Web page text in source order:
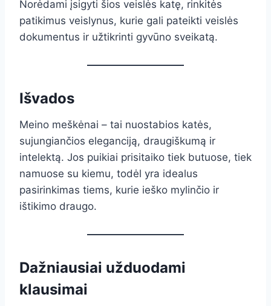
Norėdami įsigyti šios veislės katę, rinkitės
patikimus veislynus, kurie gali pateikti veislės
dokumentus ir užtikrinti gyvūno sveikatą.
Išvados
Meino meškėnai – tai nuostabios katės,
sujungiančios eleganciją, draugiškumą ir
intelektą. Jos puikiai prisitaiko tiek butuose, tiek
namuose su kiemu, todėl yra idealus
pasirinkimas tiems, kurie ieško mylinčio ir
ištikimo draugo.
Dažniausiai užduodami
klausimai